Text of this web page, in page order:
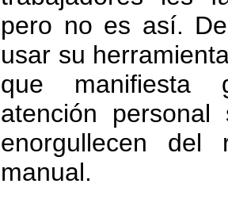
pero no es así.
usar su
que manifiesta
atención
enorgullecen del
manual.